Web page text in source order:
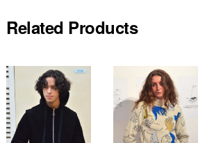
Related Products